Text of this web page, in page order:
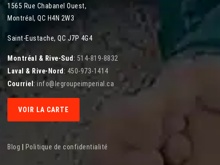
1565 Rue Chabanel Ouest,
Montréal , QC H4N 2W3
Saint-Eustache, QC J7P 4G4
Montréal & Rive-Sud : 514-819-8832
Laval & Rive-Nord : 450-973-1414
Courriel : info@legroupeimperial.ca
VOIR LA CARTE
Blog Politique de confidentialité